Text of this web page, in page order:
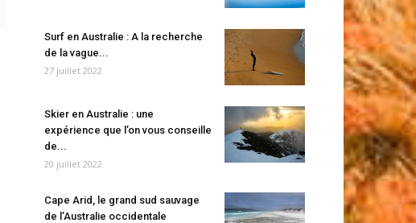
Surf en Australie : A la recherche
de la vague...
27 juillet 2022
Skier en Australie : une
expérience que l’on vous conseille
de...
20 juillet 2022
Cape Arid, le grand sud sauvage
de l’Australie occidentale